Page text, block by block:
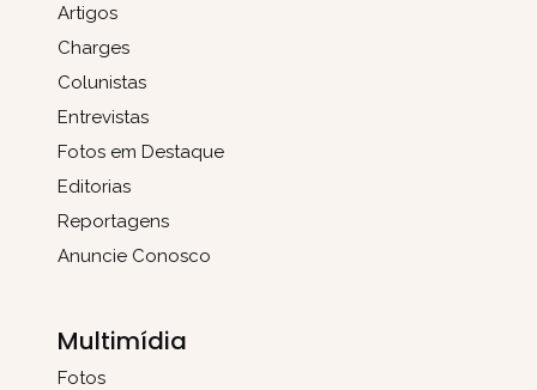
Artigos
Charges
Colunistas
Entrevistas
Fotos em Destaque
Editorias
Reportagens
Anuncie Conosco
Multimídia
Fotos